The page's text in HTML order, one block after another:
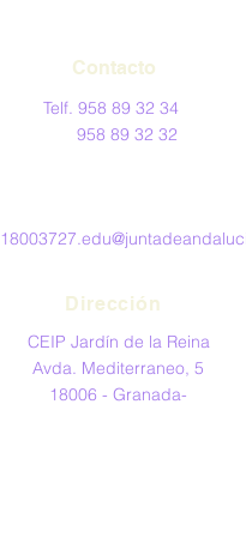
Contacto
Telf. 958 89 32 34
958 89 32 32
Dirección
CEIP Jardín de la Reina
Avda. Mediterraneo, 5
18006 - Granada-